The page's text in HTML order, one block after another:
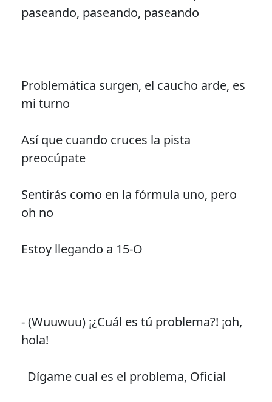
paseando, paseando, paseando
Problemática surgen, el caucho arde, es
mi turno
Así que cuando cruces la pista
preocúpate
Sentirás como en la fórmula uno, pero
oh no
Estoy llegando a 15-O
- (Wuuwuu) ¡¿Cuál es tú problema?! ¡oh,
hola!
Dígame cual es el problema, Oficial